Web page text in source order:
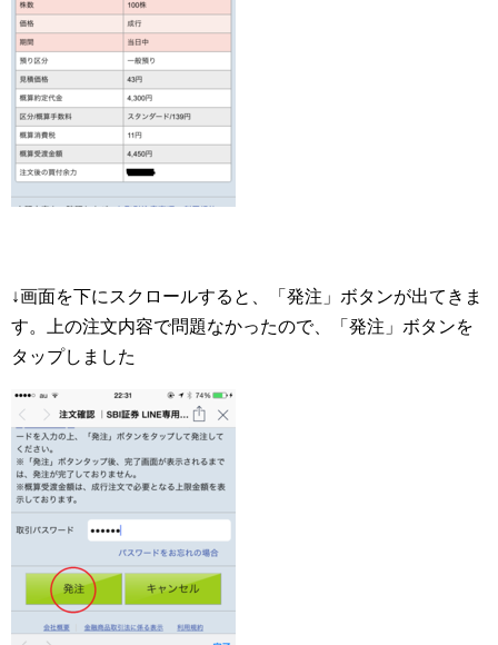
↓画面を下にスクロールすると、「発注」ボタンが出てきま
す。上の注文内容で問題なかったので、「発注」ボタンを
タップしました